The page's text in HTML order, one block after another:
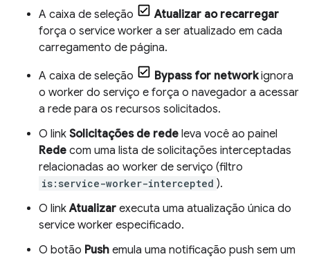
A caixa de seleção
Atualizar ao recarregar
força o service worker a ser atualizado em cada
carregamento de página.
A caixa de seleção Bypass for networkignora
o worker do serviço e força o navegador a acessar
a rede para os recursos solicitados.
O link Solicitações de rede leva você ao painel
Rede com uma lista de solicitações interceptadas
relacionadas ao worker de serviço (filtro
is:service-worker-intercepted ).
O linkAtualizar executa uma atualização única do
service worker especificado.
O botão Push emula uma notificação push sem um